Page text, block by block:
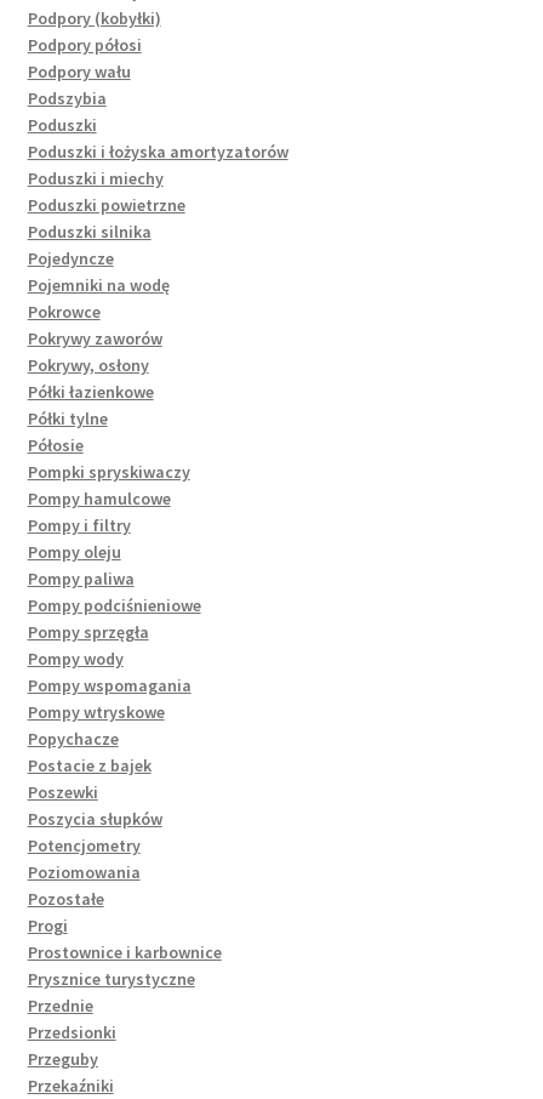
Podpory (kobyłki)
Podpory półosi
Podpory wału
Podszybia
Poduszki
Poduszki i łożyska amortyzatorów
Poduszki i miechy
Poduszki powietrzne
Poduszki silnika
Pojedyncze
Pojemniki na wodę
Pokrowce
Pokrywy zaworów
Pokrywy, osłony
Półki łazienkowe
Półki tylne
Półosie
Pompki spryskiwaczy
Pompy hamulcowe
Pompy i filtry
Pompy oleju
Pompy paliwa
Pompy podciśnieniowe
Pompy sprzęgła
Pompy wody
Pompy wspomagania
Pompy wtryskowe
Popychacze
Postacie z bajek
Poszewki
Poszycia słupków
Potencjometry
Poziomowania
Pozostałe
Progi
Prostownice i karbownice
Prysznice turystyczne
Przednie
Przedsionki
Przeguby
Przekaźniki